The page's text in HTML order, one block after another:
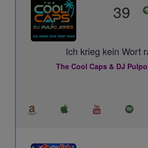
39
Ich krieg kein Wort
The Cool Caps & DJ